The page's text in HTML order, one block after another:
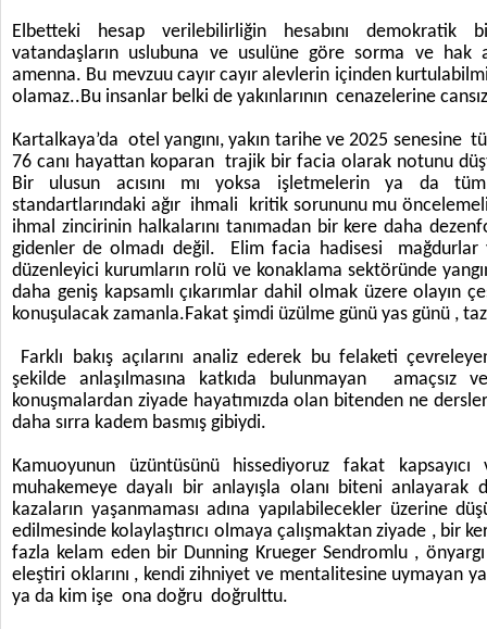
Elbetteki hesap verilebilirliğin hesabını
vatandaşların uslubuna ve usulüne göre sorma ve hak
amenna. Bu mevzuu cayır cayır alevlerin içinden
olamaz..Bu insanlar belki de yakınlarının cenazelerine
Kartalkaya’da otel yangını, yakın tarihe ve 2025 senesine
76 canı hayattan koparan trajik bir facia olarak notunu
Bir ulusun acısını mı yoksa işletmelerin ya da
standartlarındaki ağır ihmali kritik sorununu mu
ihmal zincirinin halkalarını tanımadan bir kere daha
gidenler de olmadı değil. Elim facia hadisesi mağdurlar
düzenleyici kurumların rolü ve konaklama sektöründe
daha geniş kapsamlı çıkarımlar dahil olmak üzere olayın
konuşulacak zamanla.Fakat şimdi üzülme günü yas günü ,
Farklı bakış açılarını analiz ederek bu felaketi
şekilde anlaşılmasına katkıda bulunmayan amaçsız
konuşmalardan ziyade hayatımızda olan bitenden ne
daha sırra kadem basmış gibiydi.
Kamuoyunun üzüntüsünü hissediyoruz fakat kapsayıcı
muhakemeye dayalı bir anlayışla olanı biteni anlayarak
kazaların yaşanmaması adına yapılabilecekler üzerine
edilmesinde kolaylaştırıcı olmaya çalışmaktan ziyade , bir
fazla kelam eden bir Dunning Krueger Sendromlu ,
eleştiri oklarını , kendi zihniyet ve mentalitesine uymayan
ya da kim işe ona doğru doğrulttu.